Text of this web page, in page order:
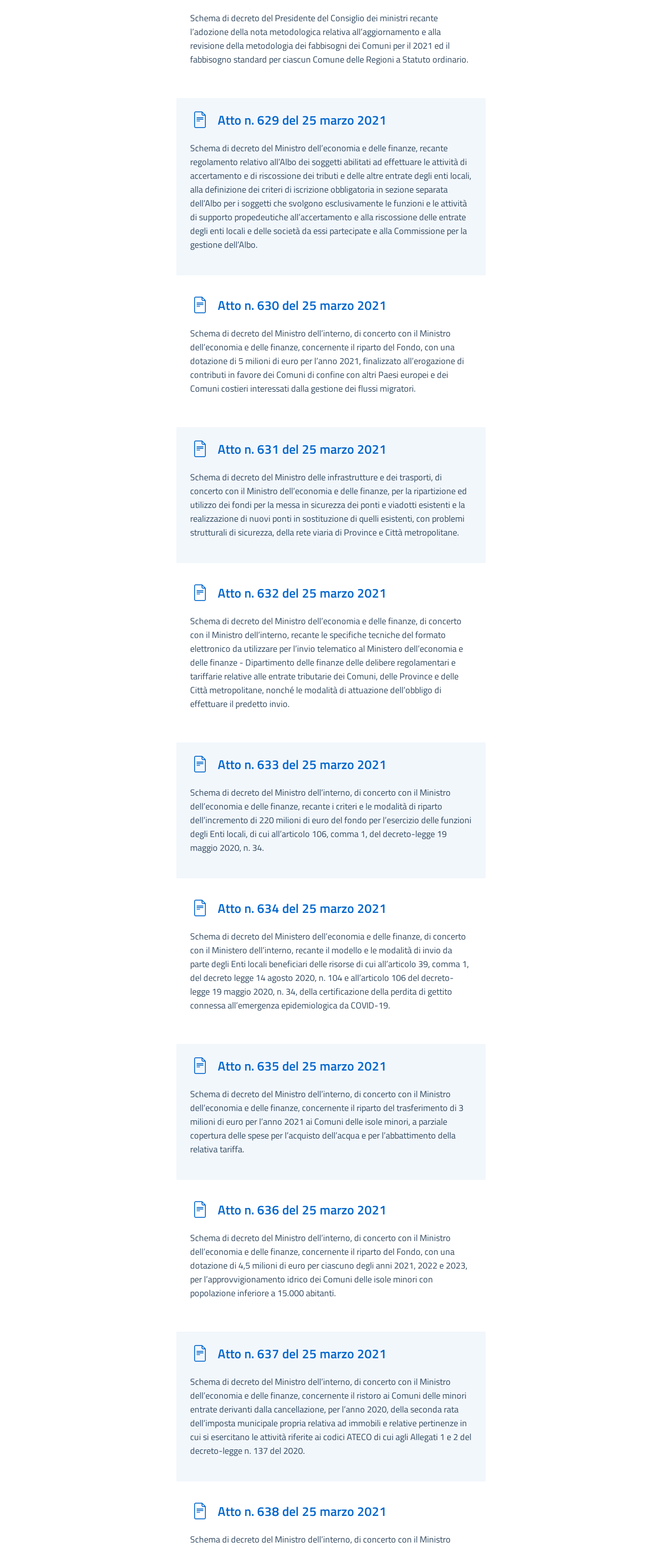
Schema di decreto del Presidente del Consiglio dei ministri recante
l’adozione della nota metodologica relativa all’aggiornamento e alla
revisione della metodologia dei fabbisogni dei Comuni per il 2021 ed il
fabbisogno standard per ciascun Comune delle Regioni a Statuto ordinario.
Atto n. 629 del 25 marzo 2021
Schema di decreto del Ministro dell’economia e delle finanze, recante
regolamento relativo all’Albo dei soggetti abilitati ad effettuare le attività di
accertamento e di riscossione dei tributi e delle altre entrate degli enti locali,
alla definizione dei criteri di iscrizione obbligatoria in sezione separata
dell’Albo per i soggetti che svolgono esclusivamente le funzioni e le attività
di supporto propedeutiche all’accertamento e alla riscossione delle entrate
degli enti locali e delle società da essi partecipate e alla Commissione per la
gestione dell’Albo.
Atto n. 630 del 25 marzo 2021
Schema di decreto del Ministro dell’interno, di concerto con il Ministro
dell’economia e delle finanze, concernente il riparto del Fondo, con una
dotazione di 5 milioni di euro per l’anno 2021, finalizzato all’erogazione di
contributi in favore dei Comuni di confine con altri Paesi europei e dei
Comuni costieri interessati dalla gestione dei flussi migratori.
Atto n. 631 del 25 marzo 2021
Schema di decreto del Ministro delle infrastrutture e dei trasporti, di
concerto con il Ministro dell’economia e delle finanze, per la ripartizione ed
utilizzo dei fondi per la messa in sicurezza dei ponti e viadotti esistenti e la
realizzazione di nuovi ponti in sostituzione di quelli esistenti, con problemi
strutturali di sicurezza, della rete viaria di Province e Città metropolitane.
Atto n. 632 del 25 marzo 2021
Schema di decreto del Ministro dell’economia e delle finanze, di concerto
con il Ministro dell’interno, recante le specifiche tecniche del formato
elettronico da utilizzare per l’invio telematico al Ministero dell’economia e
delle finanze - Dipartimento delle finanze delle delibere regolamentari e
tariffarie relative alle entrate tributarie dei Comuni, delle Province e delle
Città metropolitane, nonché le modalità di attuazione dell’obbligo di
effettuare il predetto invio.
Atto n. 633 del 25 marzo 2021
Schema di decreto del Ministro dell’interno, di concerto con il Ministro
dell’economia e delle finanze, recante i criteri e le modalità di riparto
dell’incremento di 220 milioni di euro del fondo per l’esercizio delle funzioni
degli Enti locali, di cui all’articolo 106, comma 1, del decreto-legge 19
maggio 2020, n. 34.
Atto n. 634 del 25 marzo 2021
Schema di decreto del Ministero dell’economia e delle finanze, di concerto
con il Ministero dell’interno, recante il modello e le modalità di invio da
parte degli Enti locali beneficiari delle risorse di cui all’articolo 39, comma 1,
del decreto legge 14 agosto 2020, n. 104 e all’articolo 106 del decreto-
legge 19 maggio 2020, n. 34, della certificazione della perdita di gettito
connessa all’emergenza epidemiologica da COVID-19.
Atto n. 635 del 25 marzo 2021
Schema di decreto del Ministro dell’interno, di concerto con il Ministro
dell’economia e delle finanze, concernente il riparto del trasferimento di 3
milioni di euro per l’anno 2021 ai Comuni delle isole minori, a parziale
copertura delle spese per l’acquisto dell’acqua e per l’abbattimento della
relativa tariffa.
Atto n. 636 del 25 marzo 2021
Schema di decreto del Ministro dell’interno, di concerto con il Ministro
dell’economia e delle finanze, concernente il riparto del Fondo, con una
dotazione di 4,5 milioni di euro per ciascuno degli anni 2021, 2022 e 2023,
per l’approvvigionamento idrico dei Comuni delle isole minori con
popolazione inferiore a 15.000 abitanti.
Atto n. 637 del 25 marzo 2021
Schema di decreto del Ministro dell’interno, di concerto con il Ministro
dell’economia e delle finanze, concernente il ristoro ai Comuni delle minori
entrate derivanti dalla cancellazione, per l’anno 2020, della seconda rata
dell’imposta municipale propria relativa ad immobili e relative pertinenze in
cui si esercitano le attività riferite ai codici ATECO di cui agli Allegati 1 e 2 del
decreto-legge n. 137 del 2020.
Atto n. 638 del 25 marzo 2021
Schema di decreto del Ministro dell’interno, di concerto con il Ministro